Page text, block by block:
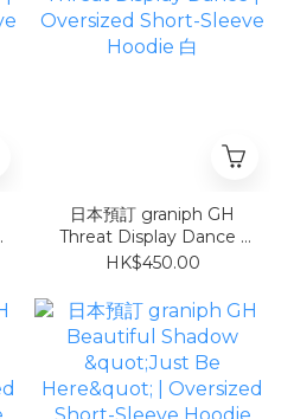
日本預訂 graniph GH
Threat Display Dance |
Oversized Short-Sleeve
HK$450.00